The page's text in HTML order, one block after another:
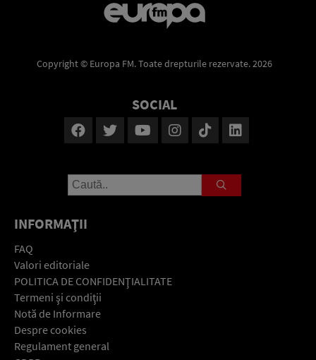
Copyright © Europa FM. Toate drepturile rezervate. 2026
SOCIAL
INFORMAŢII
FAQ
Valori editoriale
POLITICA DE CONFIDENŢIALITATE
Termeni şi condiţii
Notă de Informare
Despre cookies
Regulament general